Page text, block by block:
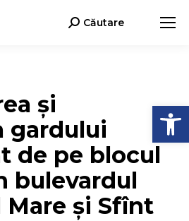
Search:Căutare
și
gardului
de pe blocul
bulevardul
Mare și Sfînt